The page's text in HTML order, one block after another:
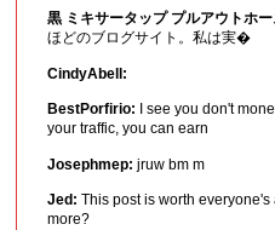
黒 ミキサータップ プルアウトホー
ほどのブログサイト。私は実�
CindyAbell:
BestPorfirio:
I see you don't
your traffic, you can earn
Josephmep: jruw bm m
Jed: This post is worth
more?